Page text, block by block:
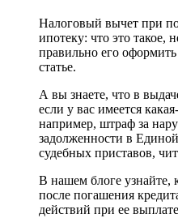
Налоговый вычет при
ипотеку: что это такое,
правильно его
статье.
А вы знаете, что в
если у вас имеется
например, штраф за
задолженности в
судебных приставов,
В нашем блоге узнайте,
после погашения
действий при ее